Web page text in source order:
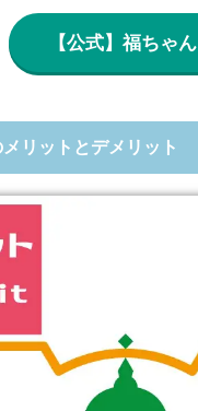
【公式】福ちゃん
リットとデメリット